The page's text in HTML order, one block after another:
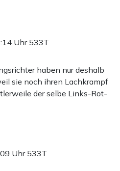
Uhr 533T
haben nur deshalb
sie noch ihren Lachkrampf
der selbe Links-Rot-
Uhr 533T